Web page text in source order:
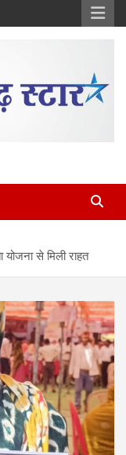
योजना से मिली राहत